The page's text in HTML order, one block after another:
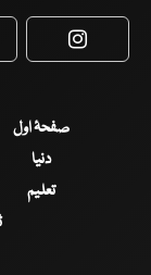
صفحۂ اول
دنیا
تعلیم